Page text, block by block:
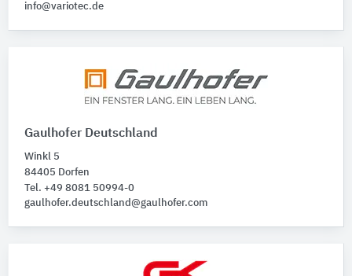
info@variotec.de
Gaulhofer Deutschland
Winkl 5
84405 Dorfen
Tel. +49 8081 50994-0
gaulhofer.deutschland@gaulhofer.com